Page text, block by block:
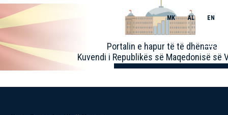
Portalin e hapur të të dhënave
Kuvendi i Republikës së Maqedonisë së
MK AL EN
Toggle